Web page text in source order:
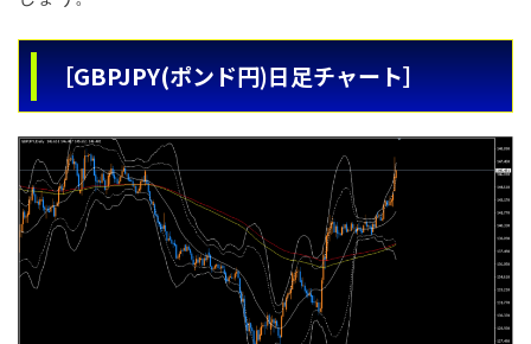
［GBPJPY(ポンド円)日足チャート］